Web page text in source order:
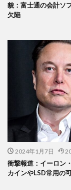
貌：富士通の会計ソ
欠陥
2024年1月7日
衝撃報道：イーロン
カインやLSD常用の